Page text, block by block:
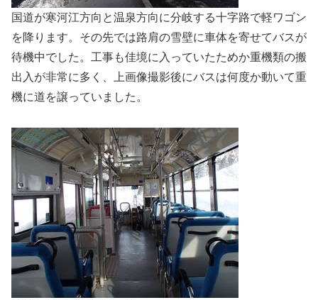
国道が寒河江方向と温泉方向に分岐する十字路で軽ワゴン
を降ります。その先では路肩の雪壁に車体を寄せてバスが
待機中でした。工事も佳境に入っていたためか重機類の搬
出入が非常に多く、上画像撮影後にバスは何度か動いて重
機に道を譲っていました。